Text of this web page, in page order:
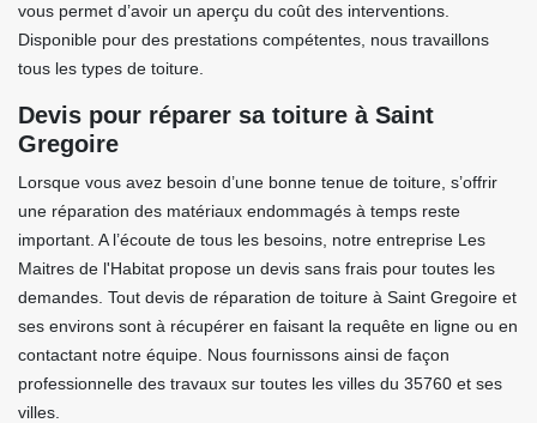
vous permet d’avoir un aperçu du coût des interventions.
Disponible pour des prestations compétentes, nous travaillons
tous les types de toiture.
Devis pour réparer sa toiture à Saint
Gregoire
Lorsque vous avez besoin d’une bonne tenue de toiture, s’offrir
une réparation des matériaux endommagés à temps reste
important. A l’écoute de tous les besoins, notre entreprise Les
Maitres de l'Habitat propose un devis sans frais pour toutes les
demandes. Tout devis de réparation de toiture à Saint Gregoire et
ses environs sont à récupérer en faisant la requête en ligne ou en
contactant notre équipe. Nous fournissons ainsi de façon
professionnelle des travaux sur toutes les villes du 35760 et ses
villes.